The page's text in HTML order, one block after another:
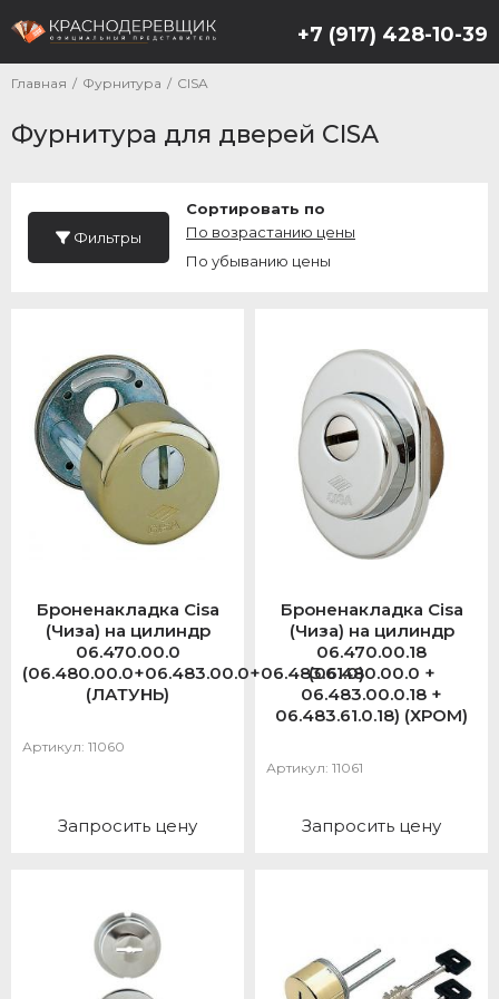
+7 (917) 428-10-39
Главная / Фурнитура / CISA
Фурнитура для дверей CISA
Броненакладка Cisa
(Чиза) на цилиндр
06.470.00.0
(06.480.00.0+06.483.00.0+06.483.61.0)
(ЛАТУНЬ)
Артикул: 11060
Запросить цену
Броненакладка Cisa
(Чиза) на цилиндр
06.470.00.18
(06.480.00.0 +
06.483.00.0.18 +
06.483.61.0.18) (ХРОМ)
Артикул: 11061
Запросить цену
Фильтры
Сортировать по
По возрастанию цены
По убыванию цены